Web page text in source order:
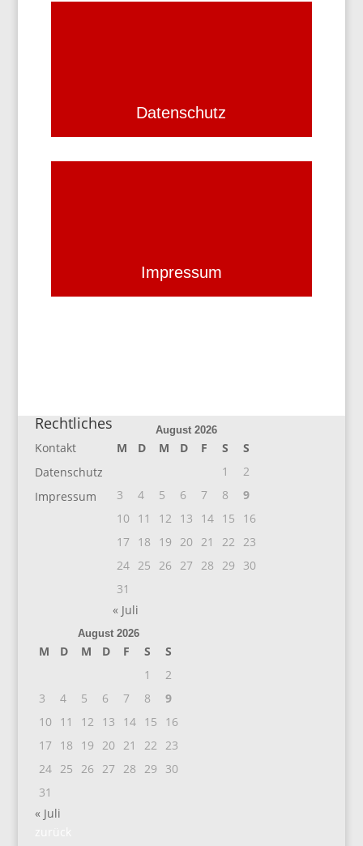
Datenschutz
Impressum
Rechtliches
Kontakt
Datenschutz
Impressum
August 2026
M D M D F S
S
1
2
3
4 5 6 7 8
9
10
11 12 13 14 15
16
17
18 19 20 21 22 23
24 25 26 27 28 29
30
31
« Juli
August 2026
M D M D F S
S
1
2
3
4 5 6 7 8
9
10
11 12 13 14 15
16
17
18 19 20 21 22 23
24 25 26 27 28 29
30
31
« Juli